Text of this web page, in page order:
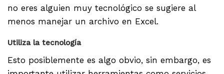
no eres alguien muy tecnológico se sugiere al
menos manejar un archivo en Excel.
Utiliza la tecnología
Esto posiblemente es algo obvio, sin embargo, es